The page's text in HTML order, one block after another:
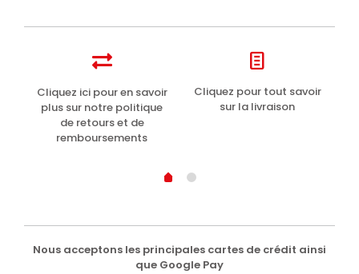
Cliquez ici pour en savoir
plus sur notre politique
de retours et de
remboursements
Cliquez pour tout savoir
sur la livraison
Nous acceptons les principales cartes de crédit ainsi
que Google Pay